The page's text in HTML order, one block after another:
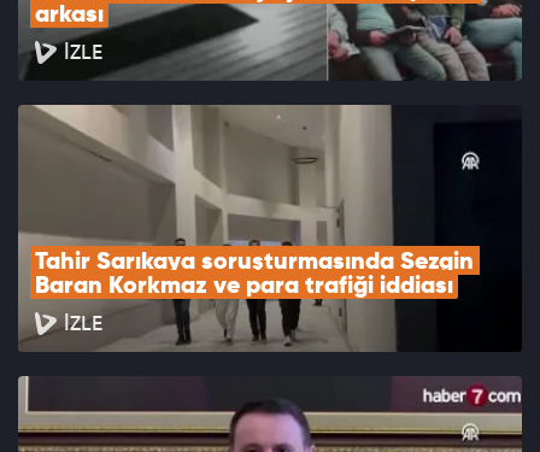
arkası
İZLE
Tahir Sarıkaya soruşturmasında Sezgin
Baran Korkmaz ve para trafiği iddiası
İZLE